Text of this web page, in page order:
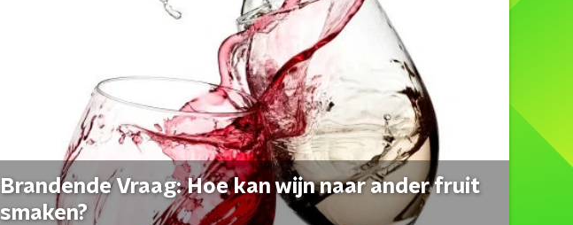
Brandende Vraag: Hoe kan wijn naar ander fruit
smaken?